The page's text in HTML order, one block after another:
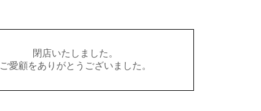
閉店いたしました。
ご愛顧をありがとうございました。